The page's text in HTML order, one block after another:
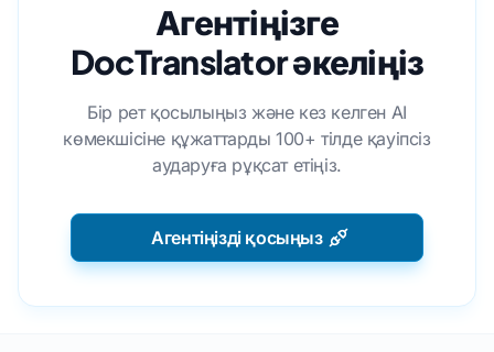
Агентіңізге
DocTranslator әкеліңіз
Бір рет қосылыңыз және кез келген AI
көмекшісіне құжаттарды 100+ тілде қауіпсіз
аударуға рұқсат етіңіз.
Агентіңізді қосыңыз